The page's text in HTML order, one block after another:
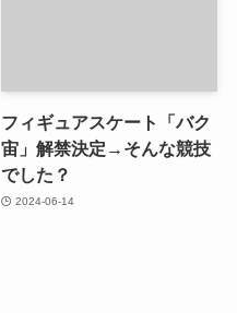
フィギュアスケート「バク
宙」解禁決定→そんな競技
でした？
2024-06-14